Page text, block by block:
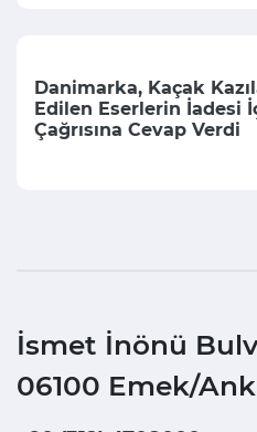
Danimarka, Kaçak
Edilen Eserlerin İadesi
Çağrısına Cevap Verdi
İsmet İnönü
06100 Emek/